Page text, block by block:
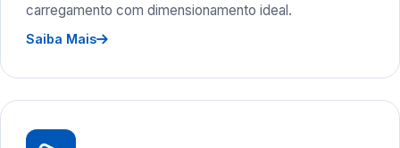
carregamento com dimensionamento ideal.
Saiba Mais